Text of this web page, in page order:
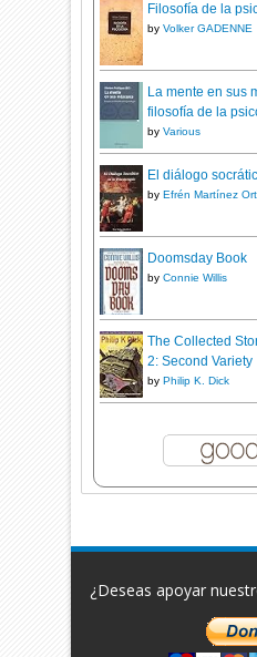
Filosofía de la
byVolker GADENNE
La mente en sus
filosofía de la
byVarious
El diálogo
byEfrén Martínez
Doomsday Book
byConnie Willis
The Collected
2: Second Variety
byPhilip K. Dick
¿Deseas apoyar